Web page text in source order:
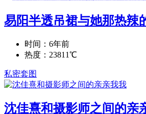
易阳半透吊裙与她那热辣
时间：6年前
热度：23811℃
私密套图
沈佳熹和摄影师之间的亲